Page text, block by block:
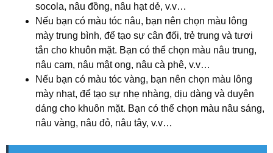
socola, nâu đồng, nâu hạt dẻ, v.v…
Nếu bạn có màu tóc nâu, bạn nên chọn màu lông
mày trung bình, để tạo sự cân đối, trẻ trung và tươi
tắn cho khuôn mặt. Bạn có thể chọn màu nâu trung,
nâu cam, nâu mật ong, nâu cà phê, v.v…
Nếu bạn có màu tóc vàng, bạn nên chọn màu lông
mày nhạt, để tạo sự nhẹ nhàng, dịu dàng và duyên
dáng cho khuôn mặt. Bạn có thể chọn màu nâu sáng,
nâu vàng, nâu đỏ, nâu tây, v.v…